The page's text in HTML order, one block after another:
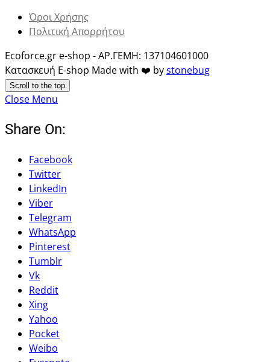
Όροι Χρήσης
Πολιτική Απορρήτου
Ecoforce.gr e-shop - ΑΡ.ΓΕΜΗ: 137104601000
Κατασκευή E-shop Made with ❤️ bystonebug
Scroll to the top
Close Menu
Share On:
Facebook
Twitter
LinkedIn
Viber
Telegram
WhatsApp
Pinterest
Tumblr
Vk
Reddit
Xing
Yahoo
Pocket
Weibo